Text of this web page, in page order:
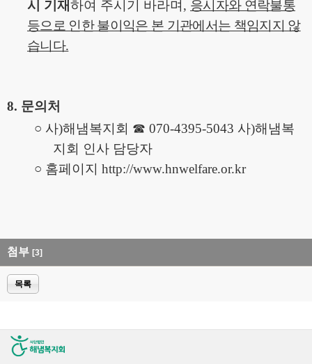
시 기재하여 주시기 바라며 , 응시자와 연락불통
등으로 인한 불이익은 본 기관에서는 책임지지 않
습니다.
8. 문의처
○ 사)해냄복지회 ☎ 070-4395-5043 사)해냄복
지회 인사 담당자
○ 홈페이지 http://www.hnwelfare.or.kr
첨부 [3]
목록